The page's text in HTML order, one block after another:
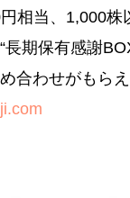
相当、1,000
長期保有感謝
合わせがもらえ